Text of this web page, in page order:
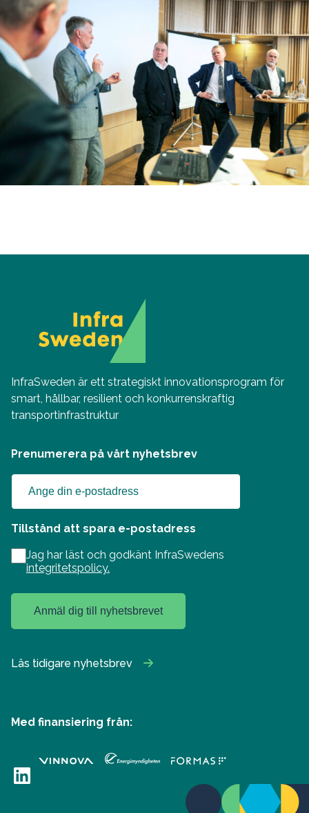
InfraSweden är ett strategiskt innovationsprogram för
smart, hållbar, resilient och konkurrenskraftig
transportinfrastruktur
Prenumerera på vårt nyhetsbrev
Tillstånd att spara e-postadress
Jag har läst och godkänt InfraSwedens
integritetspolicy.
Anmäl dig till nyhetsbrevet
Läs tidigare nyhetsbrev
Med finansiering från:
LinkedIn